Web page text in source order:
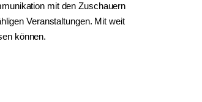
mit den Zuschauern
Veranstaltungen. Mit weit
können.